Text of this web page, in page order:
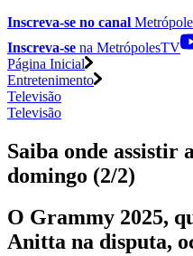
Inscreva-se no canal
Inscreva-se na MetrópolesTV
Página Inicial
Entretenimento
Televisão
Televisão
Saiba onde assistir
domingo (2/2)
O Grammy 2025,
Anitta na disputa,